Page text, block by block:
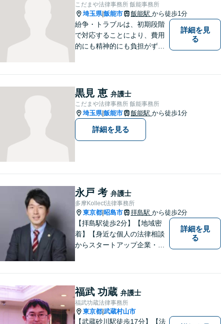
こだまや法律事務所 飯能事務所
埼玉県|飯能市 飯能駅 から徒歩1分
紛争・トラブルは、初期段階
で対応することにより、費用
的にも精神的にも負担がずっ
ひ一度ご相談ください。
詳細を見
る
黒見 恵 弁護士
こだまや法律事務所 飯能事務所
埼玉県|飯能市 飯能駅 から徒歩1分
詳細を見る
永戸 考 弁護士
多摩Kollect法律事務所
東京都 昭島市 拝島駅 から徒歩2分
【拝島駅徒歩2分】【地域密
着】【身近な個人の法律相談
からスタートアップ企業・中
イスをご提供します。
詳細を見
る
福武 功蔵 弁護士
福武功蔵法律事務所
東京都 武蔵村山市
【武蔵砂川駅徒歩17分】【法